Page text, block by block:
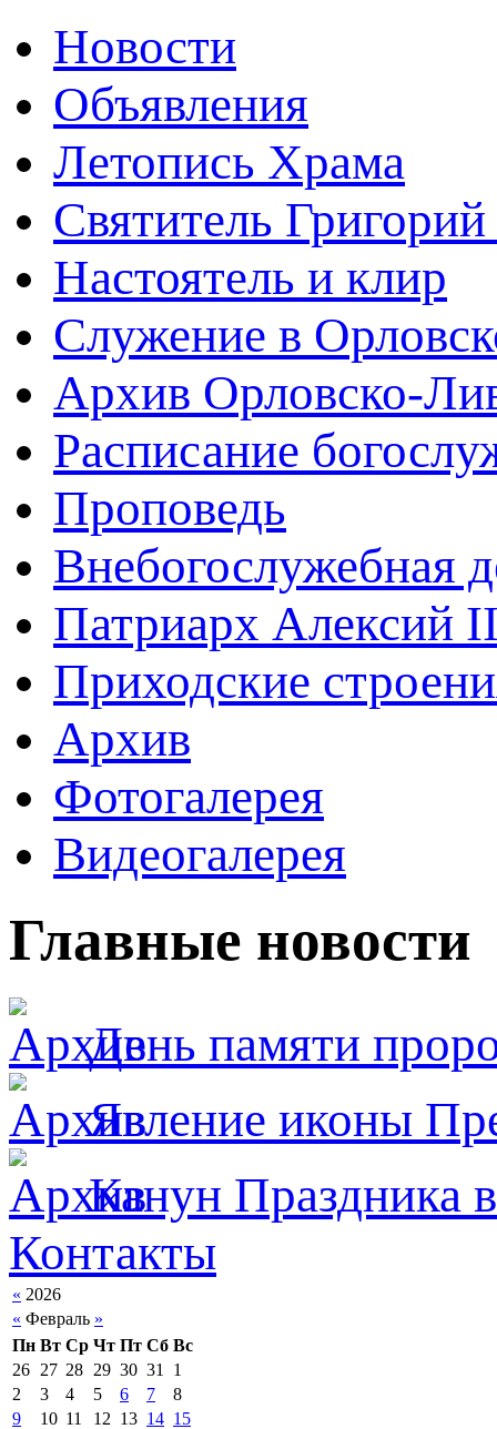
Новости
Объявления
Летопись Храма
Святитель
Настоятель и клир
Служение в
Архив Орловско-
Расписание
Проповедь
Внебогослужебная
Патриарх Алексий
Приходские
Архив
Фотогалерея
Видеогалерея
Главные новости
День памяти
Явлeние иконы
Канун Праздника
Контакты
« 2026
« Февраль »
Пн Вт Ср Чт Пт Сб Вс
26 27 28 29 30 31
1
2
3 4 5 6 7
8
9
10 11 12 13 14 15